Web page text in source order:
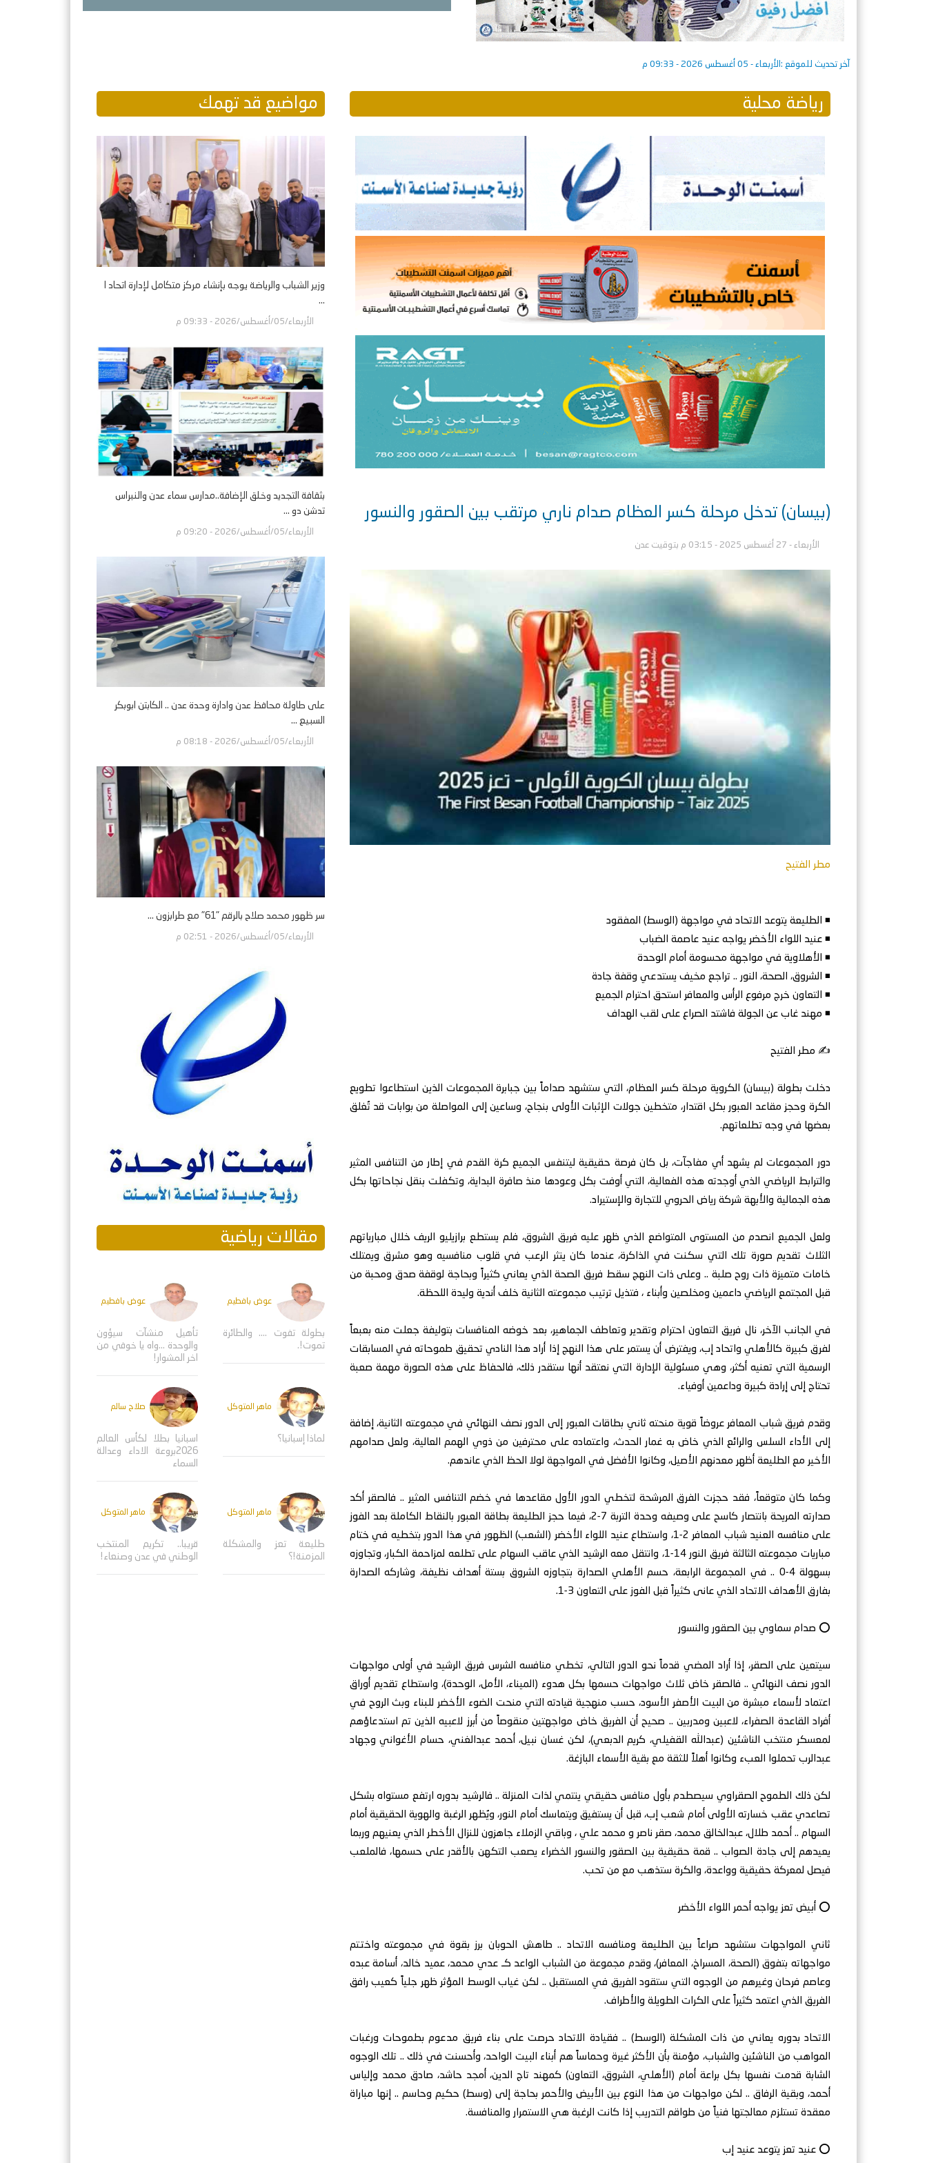
آخر تحديث للموقع : الأربعاء - 05 أغسطس 2026 - 09:33 م
رياضة محلية
(بيسان) تدخل مرحلة كسر العظام صدام ناري مرتقب بين الصقور والنسور
الأربعاء - 27 أغسطس 2025 - 03:15 م بتوقيت عدن
مطر الفتيح
◾ الطليعة يتوعد الاتحاد في مواجهة (الوسط) المفقود
◾ عنيد اللواء الأخضر يواجه عنيد عاصمة الضباب
◾ الأهلاوية في مواجهة محسومة أمام الوحدة
◾ الشروق، الصحة، النور .. تراجع مخيف يستدعي وقفة جادة
◾ التعاون خرج مرفوع الرأس والمعافر استحق احترام الجميع
◾ مهند غاب عن الجولة فاشتد الصراع على لقب الهداف
✍️ مطر الفتيح
دخلت بطولة (بيسان) الكروية مرحلة كسر العظام، التي ستشهد صداماً بين جبابرة المجموعات الذين استطاعوا تطويع
الكرة وحجز مقاعد العبور بكل اقتدار، متخطين جولات الإثبات الأولى بنجاح، وساعين إلى المواصلة من بوابات قد تُغلق
بعضها في وجه تطلعاتهم.
دور المجموعات لم يشهد أي مفاجآت، بل كان فرصة حقيقية ليتنفس الجميع كرة القدم في إطار من التنافس المثير
والترابط الرياضي الذي أوجدته هذه الفعالية، التي أوفت بكل وعودها منذ صافرة البداية، وتكفلت بنقل نجاحاتها بكل
هذه الجمالية والأبهة شركة رياض الحروي للتجارة والإستيراد.
ولعل الجميع انصدم من المستوى المتواضع الذي ظهر عليه فريق الشروق، فلم يستطع برازيليو الريف خلال مبارياتهم
الثلاث تقديم صورة تلك التي سكنت في الذاكرة، عندما كان ينثر الرعب في قلوب منافسيه وهو مشرق ويمتلك
خامات متميزة ذات روح صلبة .. وعلى ذات النهج سقط فريق الصحة الذي يعاني كثيراً وبحاجة لوقفة صدق ومحبة من
قبل المجتمع الرياضي داعمين ومخلصين وأبناء ، فتذيل ترتيب مجموعته الثانية خلف أندية وليدة اللحظة.
في الجانب الآخر، نال فريق التعاون احترام وتقدير وتعاطف الجماهير، بعد خوضه المنافسات بتوليفة جعلت منه بعبعاً
لفرق كبيرة كالأهلي واتحاد إب، ويفترض أن يستمر على هذا النهج إذا أراد هذا النادي تحقيق طموحاته في المسابقات
الرسمية التي تعنيه أكثر، وهي مسئولية الإدارة التي نعتقد أنها ستقدر ذلك، فالحفاظ على هذه الصورة مهمة صعبة
تحتاج إلى إرادة كبيرة وداعمين أوفياء.
وقدم فريق شباب المعافر عروضاً قوية منحته ثاني بطاقات العبور إلى الدور نصف النهائي في مجموعته الثانية، إضافة
إلى الأداء السلس والرائع الذي خاض به غمار الحدث، واعتماده على محترفين من ذوي الهمم العالية، ولعل صدامهم
الأخير مع الطليعة أظهر معدنهم الأصيل، وكانوا الأفضل في المواجهة لولا الحظ الذي عاندهم.
وكما كان متوقعاً، فقد حجزت الفرق المرشحة لتخطي الدور الأول مقاعدها في خضم التنافس المثير .. فالصقر أكد
صدارته المريحة بانتصار كاسح على وصيفه وحدة التربة 7-2، فيما حجز الطليعة بطاقة العبور بالنقاط الكاملة بعد الفوز
على منافسه العنيد شباب المعافر 2-1، واستطاع عنيد اللواء الأخضر (الشعب) الظهور في هذا الدور بتخطيه في ختام
مباريات مجموعته الثالثة فريق النور 14-1، وانتقل معه الرشيد الذي عاقب السهام على تطلعه لمزاحمة الكبار، وتجاوزه
بسهولة 4-0 .. في المجموعة الرابعة، حسم الأهلي الصدارة بتجاوزه الشروق بستة أهداف نظيفة، وشاركه الصدارة
بفارق الأهداف الاتحاد الذي عانى كثيراً قبل الفوز على التعاون 3-1.
⭕ صدام سماوي بين الصقور والنسور
سيتعين على الصقر، إذا أراد المضي قدماً نحو الدور التالي، تخطي منافسه الشرس فريق الرشيد في أولى مواجهات
الدور نصف النهائي .. فالصقر خاض ثلاث مواجهات حسمها بكل هدوء (الميناء، الأمل، الوحدة)، واستطاع تقديم أوراق
اعتماد لأسماء مبشرة من البيت الأصفر الأسود، حسب منهجية قيادته التي منحت الضوء الأخضر للبناء وبث الروح في
أفراد القاعدة الصفراء، لاعبين ومدربين .. صحيح أن الفريق خاض مواجهتين منقوصاً من أبرز لاعبيه الذين تم استدعاؤهم
لمعسكر منتخب الناشئين (عبدالله القفيلي، كريم الدبعي)، لكن غسان نبيل، أحمد عبدالغني، حسام الأغواني وجهاد
عبدالرب تحملوا العبء وكانوا أهلاً للثقة مع بقية الأسماء البازغة.
لكن ذلك الطموح الصقراوي سيصطدم بأول منافس حقيقي ينتمي لذات المنزلة .. فالرشيد بدوره ارتفع مستواه بشكل
تصاعدي عقب خسارته الأولى أمام شعب إب، قبل أن يستفيق ويتماسك أمام النور، ويُظهر الرغبة والهوية الحقيقية أمام
السهام .. أحمد طلال، عبدالخالق محمد، صقر ناصر و محمد علي ، وباقي الزملاء جاهزون للنزال الأخطر الذي يعنيهم وربما
يعيدهم إلى جادة الصواب .. قمة حقيقية بين الصقور والنسور الخضراء يصعب التكهن بالأقدر على حسمها، فالملعب
فيصل لمعركة حقيقية وواعدة، والكرة ستذهب مع من تحب.
⭕ أبيض تعز يواجه أحمر اللواء الأخضر
ثاني المواجهات ستشهد صراعاً بين الطليعة ومنافسه الاتحاد .. طاهش الحوبان برز بقوة في مجموعته واختتم
مواجهاته بتفوق (الصحة، المسراخ، المعافر)، وقدم مجموعة من الشباب الواعد كـ عدي محمد، عميد خالد، أسامة عبده
وعاصم فرحان وغيرهم من الوجوه التي ستقود الفريق في المستقبل .. لكن غياب الوسط المؤثر ظهر جلياً كعيب رافق
الفريق الذي اعتمد كثيراً على الكرات الطويلة والأطراف.
الاتحاد بدوره يعاني من ذات المشكلة (الوسط) .. فقيادة الاتحاد حرصت على بناء فريق مدعوم بطموحات ورغبات
المواهب من الناشئين والشباب، مؤمنة بأن الأكثر غيرة وحماساً هم أبناء البيت الواحد، وأحسنت في ذلك .. تلك الوجوه
الشابة قدمت نفسها بكل براعة أمام (الأهلي، الشروق، التعاون) كمهند تاج الدين، أمجد حاشد، صادق محمد وإلياس
أحمد، وبقية الرفاق .. لكن مواجهات من هذا النوع بين الأبيض والأحمر بحاجة إلى (وسط) حكيم وحاسم .. إنها مباراة
معقدة تستلزم معالجتها فنياً من طواقم التدريب إذا كانت الرغبة هي الاستمرار والمنافسة.
⭕ عنيد تعز يتوعد عنيد إب
مواضيع قد تهمك
وزير الشباب والرياضة يوجه بإنشاء مركز متكامل لإدارة اتحاد ا
...
الأربعاء/05/أغسطس/2026 - 09:33 م
بثقافة التجديد وخلق الإضافة..مدارس سماء عدن والنبراس
تدشن دو ...
الأربعاء/05/أغسطس/2026 - 09:20 م
على طاولة محافظ عدن وادارة وحدة عدن .. الكابتن ابوبكر
السبيع ...
الأربعاء/05/أغسطس/2026 - 08:18 م
سر ظهور محمد صلاح بالرقم "61" مع طرابزون ...
الأربعاء/05/أغسطس/2026 - 02:51 م
مقالات رياضية
عوض بافطيم
بطولة تفوت .... والطائرة
تموت!.
عوض بافطيم
تأهيل منشآت سيؤون
والوحدة ...واه يا خوفي من
اخر المشوار!
ماهر المتوكل
لماذا إسبانيا؟
صلاح سالم
اسبانيا بطلا لكأس العالم
2026بروعة الاداء وعدالة
السماء
ماهر المتوكل
طليعة تعز والمشكلة
المزمنة!؟
ماهر المتوكل
قريبا.. تكريم المنتخب
الوطني في عدن وصنعاء!